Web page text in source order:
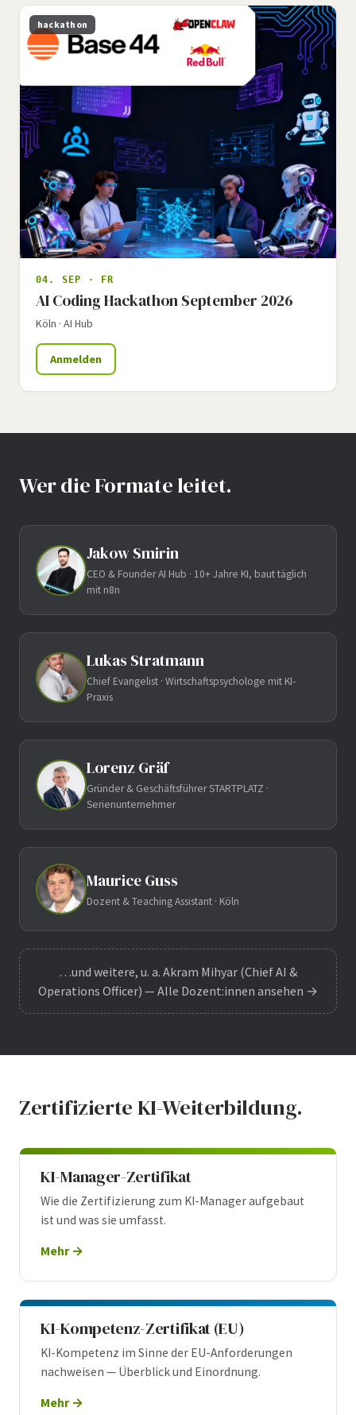
hackathon
04. SEP · FR
AI Coding Hackathon September 2026
Köln · AI Hub
Anmelden
Wer die Formate leitet.
Jakow Smirin
CEO & Founder AI Hub · 10+ Jahre KI, baut täglich
mit n8n
Lukas Stratmann
Chief Evangelist · Wirtschaftspsychologe mit KI-
Praxis
Lorenz Gräf
Gründer & Geschäftsführer STARTPLATZ ·
Serienunternehmer
Maurice Guss
Dozent & Teaching Assistant · Köln
…und weitere, u. a. Akram Mihyar (Chief AI &
Operations Officer) — Alle Dozent:innen ansehen →
Zertifizierte KI-Weiterbildung.
KI-Manager-Zertifikat
Wie die Zertifizierung zum KI-Manager aufgebaut
ist und was sie umfasst.
Mehr
KI-Kompetenz-Zertifikat (EU)
KI-Kompetenz im Sinne der EU-Anforderungen
nachweisen — Überblick und Einordnung.
Mehr